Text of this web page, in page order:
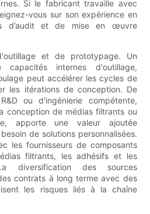
Si le fabricant travaille avec
vous sur son expérience en
d’audit et de mise en œuvre
et de prototypage. Un
internes d'outillage,
peut accélérer les cycles de
les itérations de conception. De
ou d'ingénierie compétente,
conception de médias filtrants ou
apporte une valeur ajoutée
de solutions personnalisées.
les fournisseurs de composants
filtrants, les adhésifs et les
diversification des sources
contrats à long terme avec des
les risques liés à la chaîne